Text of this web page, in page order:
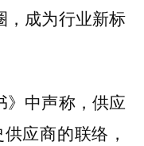
，成为行业新标
》中声称，供应
应商的联络，